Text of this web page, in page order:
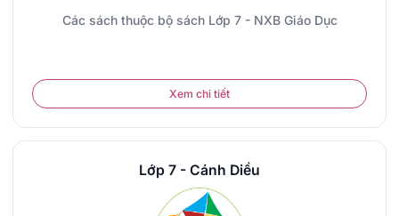
Các sách thuộc bộ sách Lớp 7 - NXB Giáo Dục
Xem chi tiết
Lớp 7 - Cánh Diều